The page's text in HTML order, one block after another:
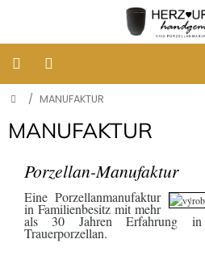
KLASSISCHE
URNEN
GRABBILDER
AUS
PORZELLAN
Startseite
/ MANUFAKTUR
MANUFAKTUR
Porzellan-Manufaktur
Eine Porzellanmanufaktur
in Familienbesitz mit mehr
als 30 Jahren Erfahrung
Trauerporzellan.